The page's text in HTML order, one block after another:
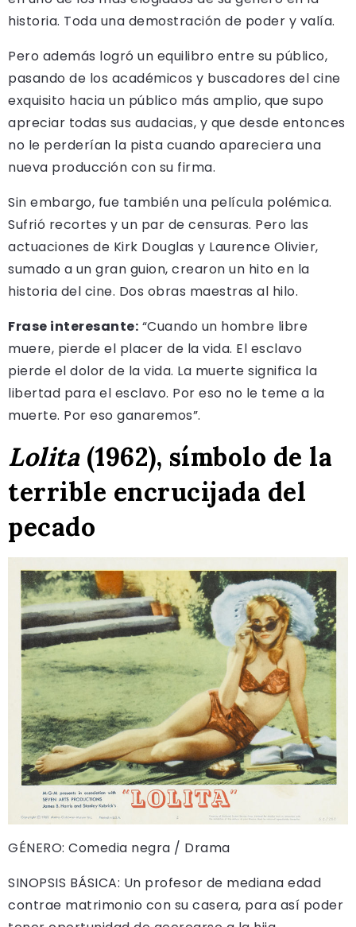
historia. Toda una demostración de poder y valía.
Pero además logró un equilibro entre su público,
pasando de los académicos y buscadores del cine
exquisito hacia un público más amplio, que supo
apreciar todas sus audacias, y que desde entonces
no le perderían la pista cuando apareciera una
nueva producción con su firma.
Sin embargo, fue también una película polémica.
Sufrió recortes y un par de censuras. Pero las
actuaciones de Kirk Douglas y Laurence Olivier,
sumado a un gran guion, crearon un hito en la
historia del cine. Dos obras maestras al hilo.
Frase interesante: “Cuando un hombre libre
muere, pierde el placer de la vida. El esclavo
pierde el dolor de la vida. La muerte significa la
libertad para el esclavo. Por eso no le teme a la
muerte. Por eso ganaremos”.
Lolita(1962), símbolo de la
terrible encrucijada del
pecado
GÉNERO: Comedia negra / Drama
SINOPSIS BÁSICA: Un profesor de mediana edad
contrae matrimonio con su casera, para así poder